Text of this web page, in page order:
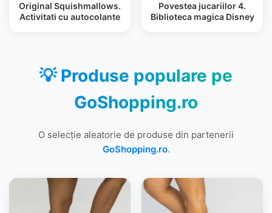
Original Squishmallows.
Activitati cu autocolante
Povestea jucariilor 4.
Biblioteca magica Disney
💡 Produse populare pe
GoShopping.ro
O selecție aleatorie de produse din partenerii
GoShopping.ro.